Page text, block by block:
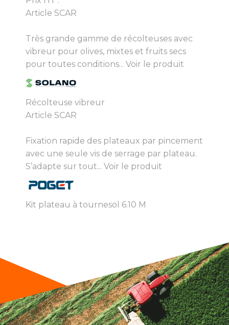
Article SCAR
Très grande gamme de récolteuses avec
vibreur pour olives, mixtes et fruits secs
pour toutes conditions... Voir le produit
Récolteuse vibreur
Article SCAR
Fixation rapide des plateaux par pincement
avec une seule vis de serrage par plateau.
S’adapte sur tout... Voir le produit
Kit plateau à tournesol 6.10 M